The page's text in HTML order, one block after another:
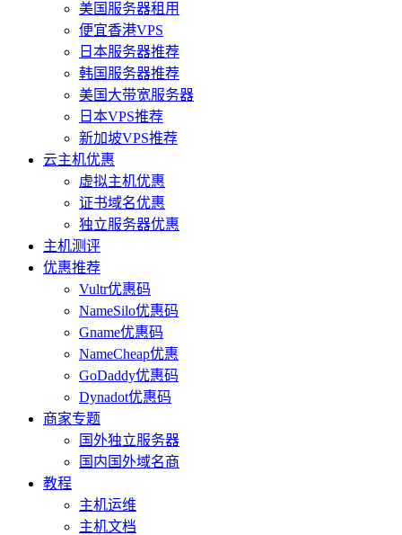
美国服务器租用
便宜香港VPS
日本服务器推荐
韩国服务器推荐
美国大带宽服务器
日本VPS推荐
新加坡VPS推荐
云主机优惠
虚拟主机优惠
证书域名优惠
独立服务器优惠
主机测评
优惠推荐
Vultr优惠码
NameSilo优惠码
Gname优惠码
NameCheap优惠
GoDaddy优惠码
Dynadot优惠码
商家专题
国外独立服务器
国内国外域名商
教程
主机运维
主机文档